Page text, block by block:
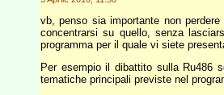
vb, penso sia importante non
concentrarsi su quello, senza
programma per il quale vi siete
Per esempio il dibattito sulla
tematiche principali previste nel